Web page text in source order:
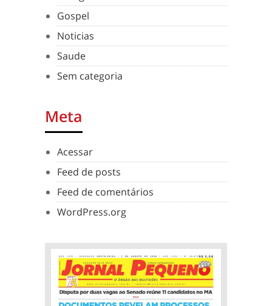
Gospel
Noticias
Saude
Sem categoria
Meta
Acessar
Feed de posts
Feed de comentários
WordPress.org